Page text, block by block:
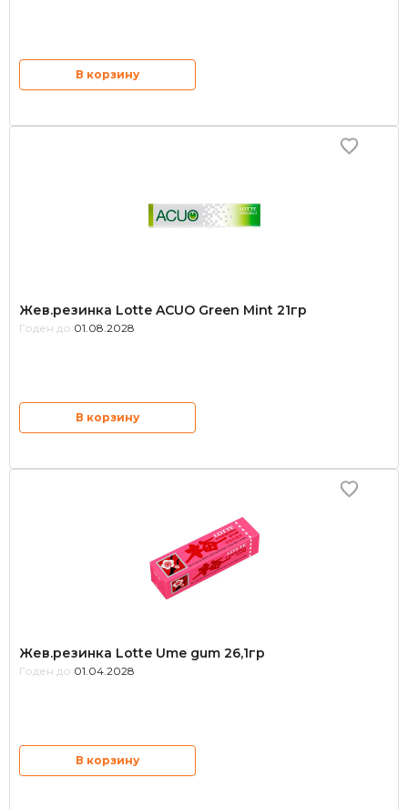
В корзину
Жев.резинка Lotte ACUO Green Mint 21гр
Годен до: 01.08.2028
В корзину
Жев.резинка Lotte Ume gum 26,1гр
Годен до: 01.04.2028
В корзину